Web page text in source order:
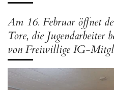
Am 16. Februar öffnet
Tore, die Jugendarbeiter
von Freiwillige IG-